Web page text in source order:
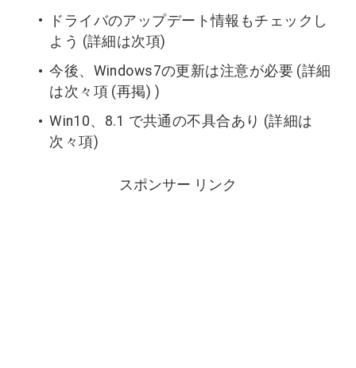
ドライバのアップデート情報もチェックし
よう (詳細は次項)
今後、Windows7の更新は注意が必要 (詳細
は次々項 (再掲) )
Win10、8.1 で共通の不具合あり (詳細は
次々項)
スポンサー リンク